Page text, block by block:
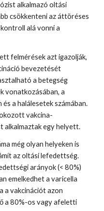
alkalmazó oltási
csökkenteni az áttöréses
alá vonni a
felmérések azt igazolják,
bevezetését
a betegség
vonatkozásában, a
a halálesetek számában.
vakcina-
alkalmaztak egy helyett.
még olyan helyeken is
az oltási lefedettség.
arányok (< 80%)
emelkedhet a varicella
a vakcinációt azon
a 80%-os vagy afeletti